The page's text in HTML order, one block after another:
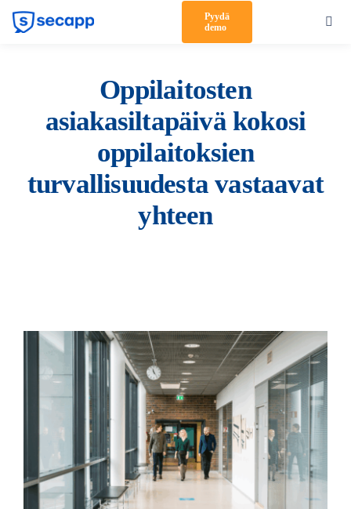
Skip
Pyydä
demo
Asiakkaat
Oppilaitosten
asiakasiltapäivä kokosi
oppilaitoksien
turvallisuudesta vastaavat
yhteen